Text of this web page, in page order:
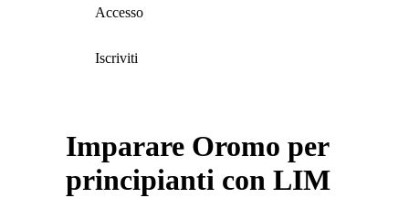
Accesso
Iscriviti
Imparare Oromo per
principianti con LIM